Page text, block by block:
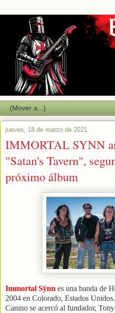
jueves, 18 de marzo de 2021
IMMORTAL SYNN
"Satan's Tavern",
próximo álbum
Immortal Sÿnn es una banda de
2004 en Colorado, Estados
Canino se acercó al fundador,